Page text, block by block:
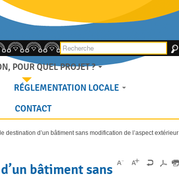
POUR QUEL PROJET ?
RÉGLEMENTATION LOCALE
CONTACT
destination d’un bâtiment sans modification de l’aspect extérieur
bâtiment sans